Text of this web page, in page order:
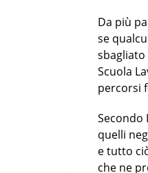
Da più
se
sbagliato
Scuola
percorsi
Secondo
quelli
e tutto
che ne